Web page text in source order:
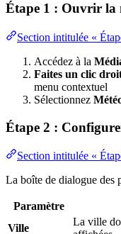
Étape 1 : Ouvrir la
Section intitulée «
Accédez à la
Faites un clic
menu contextuel
Sélectionnez
Étape 2 :
Section intitulée «
La boîte de dialogue des
Paramètre
Ville
La ville